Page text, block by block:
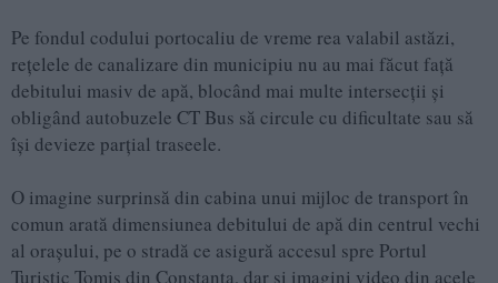
Pe fondul codului portocaliu de vreme rea valabil astăzi,
rețelele de canalizare din municipiu nu au mai făcut față
debitului masiv de apă, blocând mai multe intersecții și
obligând autobuzele CT Bus să circule cu dificultate sau să
își devieze parțial traseele.
O imagine surprinsă din cabina unui mijloc de transport în
comun arată dimensiunea debitului de apă din centrul vechi
al orașului, pe o stradă ce asigură accesul spre Portul
Turistic Tomis din Constanța, dar și imagini video din acele